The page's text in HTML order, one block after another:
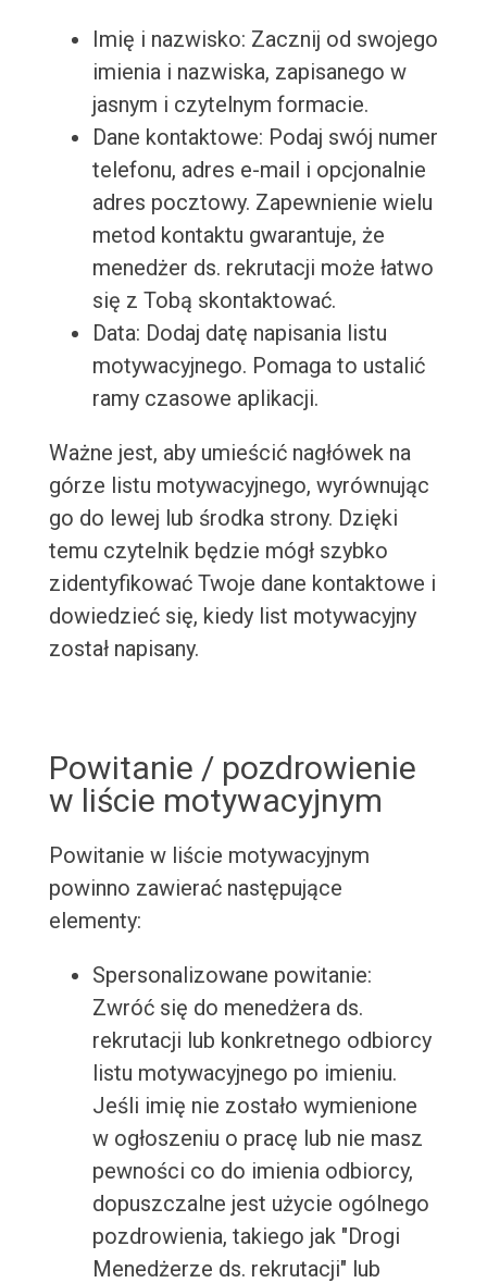
Imię i nazwisko: Zacznij od swojego
imienia i nazwiska, zapisanego w
jasnym i czytelnym formacie.
Dane kontaktowe: Podaj swój numer
telefonu, adres e-mail i opcjonalnie
adres pocztowy. Zapewnienie wielu
metod kontaktu gwarantuje, że
menedżer ds. rekrutacji może łatwo
się z Tobą skontaktować.
Data: Dodaj datę napisania listu
motywacyjnego. Pomaga to ustalić
ramy czasowe aplikacji.
Ważne jest, aby umieścić nagłówek na
górze listu motywacyjnego, wyrównując
go do lewej lub środka strony. Dzięki
temu czytelnik będzie mógł szybko
zidentyfikować Twoje dane kontaktowe i
dowiedzieć się, kiedy list motywacyjny
został napisany.
Powitanie / pozdrowienie
w liście motywacyjnym
Powitanie w liście motywacyjnym
powinno zawierać następujące
elementy:
Spersonalizowane powitanie:
Zwróć się do menedżera ds.
rekrutacji lub konkretnego odbiorcy
listu motywacyjnego po imieniu.
Jeśli imię nie zostało wymienione
w ogłoszeniu o pracę lub nie masz
pewności co do imienia odbiorcy,
dopuszczalne jest użycie ogólnego
pozdrowienia, takiego jak "Drogi
Menedżerze ds. rekrutacji" lub